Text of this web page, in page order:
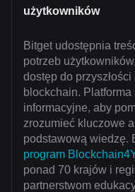
użytkowników
Bitget udostępnia
potrzeb
dostęp do
blockchain. Platforma
informacyjne, aby
zrozumieć kluczowe
podstawową wiedzę.
program
ponad 70 krajów i
partnerstwom